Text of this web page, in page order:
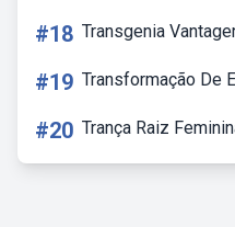
#18 Transgenia
#19 Transformação De
#20 Trança Raiz